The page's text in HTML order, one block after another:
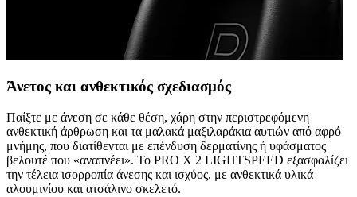
Άνετος και ανθεκτικός σχεδιασμός
Παίξτε με άνεση σε κάθε θέση, χάρη στην περιστρεφόμενη
ανθεκτική άρθρωση και τα μαλακά μαξιλαράκια αυτιών από αφρό
μνήμης, που διατίθενται με επένδυση δερματίνης ή υφάσματος
βελουτέ που «αναπνέει». Το PRO X 2 LIGHTSPEED εξασφαλίζει
την τέλεια ισορροπία άνεσης και ισχύος, με ανθεκτικά υλικά
αλουμινίου και ατσάλινο σκελετό.